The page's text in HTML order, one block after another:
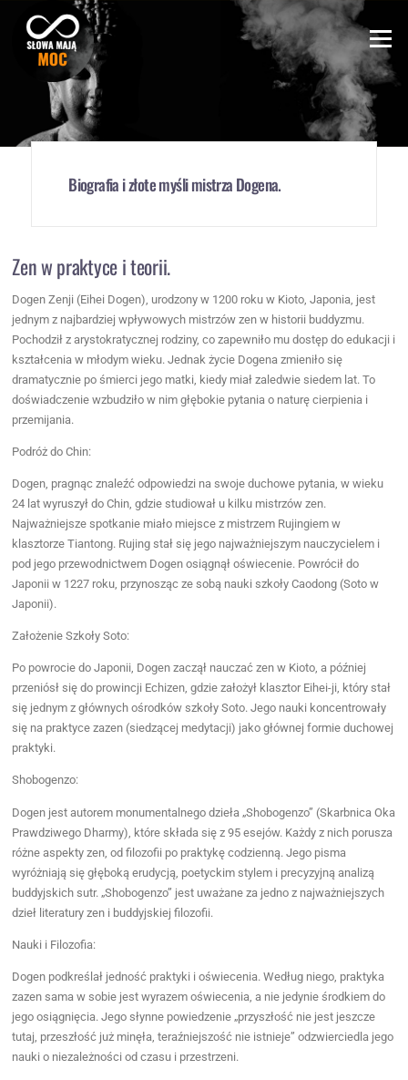
content
Menu
Biografia i złote myśli mistrza Dogena.
Zen w praktyce i teorii.
Dogen Zenji (Eihei Dogen), urodzony w 1200 roku w Kioto, Japonia, jest
jednym z najbardziej wpływowych mistrzów zen w historii buddyzmu.
Pochodził z arystokratycznej rodziny, co zapewniło mu dostęp do edukacji i
kształcenia w młodym wieku. Jednak życie Dogena zmieniło się
dramatycznie po śmierci jego matki, kiedy miał zaledwie siedem lat. To
doświadczenie wzbudziło w nim głębokie pytania o naturę cierpienia i
przemijania.
Podróż do Chin:
Dogen, pragnąc znaleźć odpowiedzi na swoje duchowe pytania, w wieku
24 lat wyruszył do Chin, gdzie studiował u kilku mistrzów zen.
Najważniejsze spotkanie miało miejsce z mistrzem Rujingiem w
klasztorze Tiantong. Rujing stał się jego najważniejszym nauczycielem i
pod jego przewodnictwem Dogen osiągnął oświecenie. Powrócił do
Japonii w 1227 roku, przynosząc ze sobą nauki szkoły Caodong (Soto w
Japonii).
Założenie Szkoły Soto:
Po powrocie do Japonii, Dogen zaczął nauczać zen w Kioto, a później
przeniósł się do prowincji Echizen, gdzie założył klasztor Eihei-ji, który stał
się jednym z głównych ośrodków szkoły Soto. Jego nauki koncentrowały
się na praktyce zazen (siedzącej medytacji) jako głównej formie duchowej
praktyki.
Shobogenzo:
Dogen jest autorem monumentalnego dzieła „Shobogenzo” (Skarbnica Oka
Prawdziwego Dharmy), które składa się z 95 esejów. Każdy z nich porusza
różne aspekty zen, od filozofii po praktykę codzienną. Jego pisma
wyróżniają się głęboką erudycją, poetyckim stylem i precyzyjną analizą
buddyjskich sutr. „Shobogenzo” jest uważane za jedno z najważniejszych
dzieł literatury zen i buddyjskiej filozofii.
Nauki i Filozofia:
Dogen podkreślał jedność praktyki i oświecenia. Według niego, praktyka
zazen sama w sobie jest wyrazem oświecenia, a nie jedynie środkiem do
jego osiągnięcia. Jego słynne powiedzenie „przyszłość nie jest jeszcze
tutaj, przeszłość już minęła, teraźniejszość nie istnieje” odzwierciedla jego
nauki o niezależności od czasu i przestrzeni.